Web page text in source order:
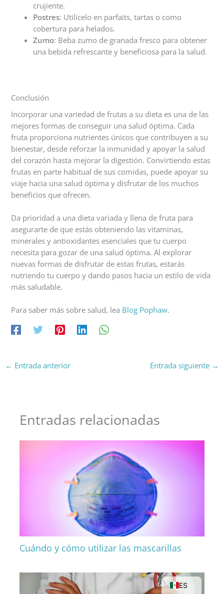
crujiente.
Postres: Utilícelo en parfaits, tartas o como
cobertura para helados.
Zumo: Beba zumo de granada fresco para obtener
una bebida refrescante y beneficiosa para la salud.
Conclusión
Incorporar una variedad de frutas a su dieta es una de las
mejores formas de conseguir una salud óptima. Cada
fruta proporciona nutrientes únicos que contribuyen a su
bienestar, desde reforzar la inmunidad y apoyar la salud
del corazón hasta mejorar la digestión. Convirtiendo estas
frutas en parte habitual de sus comidas, puede apoyar su
viaje hacia una salud óptima y disfrutar de los muchos
beneficios que ofrecen.
Da prioridad a una dieta variada y llena de fruta para
asegurarte de que estás obteniendo las vitaminas,
minerales y antioxidantes esenciales que tu cuerpo
necesita para gozar de una salud óptima. Al explorar
nuevas formas de disfrutar de estas frutas, estarás
nutriendo tu cuerpo y dando pasos hacia un estilo de vida
más saludable.
Para saber más sobre salud, lea Blog Pophaw.
← Entrada anterior Entrada siguiente →
Entradas relacionadas
Cuándo y cómo utilizar las mascarillas
ES
PT
FR